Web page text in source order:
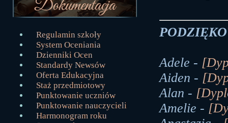
Regulamin szkoły
System Oceniania
Dzienniki Ocen
Standardy Newsów
Oferta Edukacyjna
Staż przedmiotowy
Punktowanie uczniów
Punktowanie nauczycieli
Harmonogram roku
Adele -
Aiden -
Alan -
Amelie -